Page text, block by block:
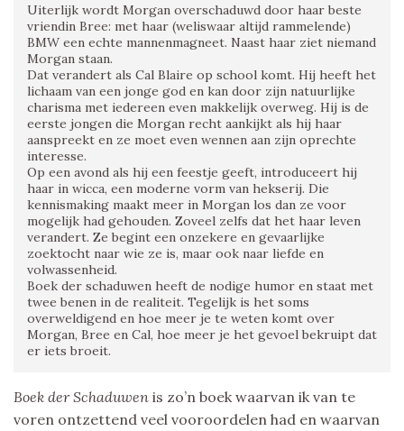
Uiterlijk wordt Morgan overschaduwd door haar beste
vriendin Bree: met haar (weliswaar altijd rammelende)
BMW een echte mannenmagneet. Naast haar ziet niemand
Morgan staan.
Dat verandert als Cal Blaire op school komt. Hij heeft het
lichaam van een jonge god en kan door zijn natuurlijke
charisma met iedereen even makkelijk overweg. Hij is de
eerste jongen die Morgan recht aankijkt als hij haar
aanspreekt en ze moet even wennen aan zijn oprechte
interesse.
Op een avond als hij een feestje geeft, introduceert hij
haar in wicca, een moderne vorm van hekserij. Die
kennismaking maakt meer in Morgan los dan ze voor
mogelijk had gehouden. Zoveel zelfs dat het haar leven
verandert. Ze begint een onzekere en gevaarlijke
zoektocht naar wie ze is, maar ook naar liefde en
volwassenheid.
Boek der schaduwen heeft de nodige humor en staat met
twee benen in de realiteit. Tegelijk is het soms
overweldigend en hoe meer je te weten komt over
Morgan, Bree en Cal, hoe meer je het gevoel bekruipt dat
er iets broeit.
Boek der Schaduwen is zo’n boek waarvan ik van te
voren ontzettend veel vooroordelen had en waarvan